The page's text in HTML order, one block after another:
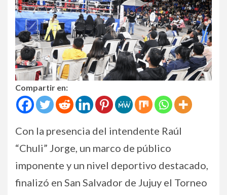
Compartir en:
Con la presencia del intendente Raúl
“Chuli” Jorge, un marco de público
imponente y un nivel deportivo destacado,
finalizó en San Salvador de Jujuy el Torneo